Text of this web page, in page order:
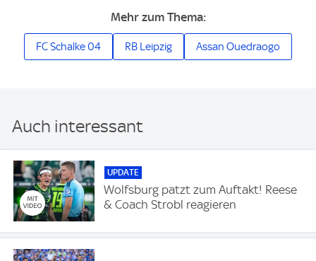
Mehr zum Thema:
FC Schalke 04 RB Leipzig Assan Ouedraogo
Auch interessant
UPDATE
Wolfsburg patzt zum Auftakt! Reese
& Coach Strobl reagieren